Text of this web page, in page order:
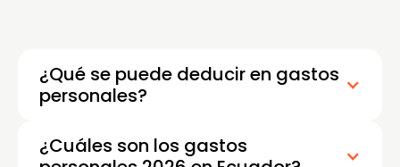
¿Qué se puede deducir en gastos
personales?
¿Cuáles son los gastos